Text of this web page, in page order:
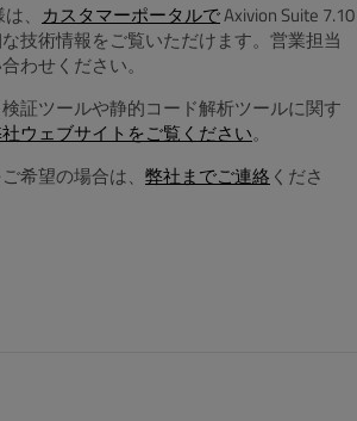
、 カスタマーポータルでAxivion Suite 7.10
技術情報をご覧いただけます。営業担当
わせください。
証ツールや静的コード解析ツールに関す
ウェブサイトをご覧ください。
希望の場合は、 弊社までご連絡 くださ